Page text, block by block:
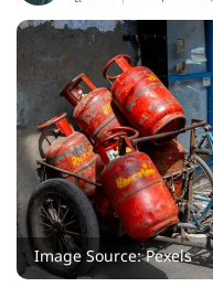
Image Source: Pexels